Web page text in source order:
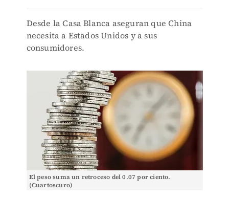
Desde la Casa Blanca aseguran que China
necesita a Estados Unidos y a sus
consumidores.
El peso suma un retroceso del 0.07 por ciento.
(Cuartoscuro)